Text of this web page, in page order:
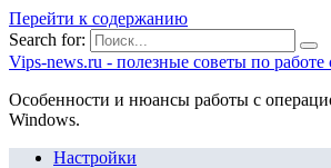
Перейти к содержанию
Search for:
Vips-news.ru - полезные советы по работе
Особенности и нюансы работы с
Windows.
Настройки